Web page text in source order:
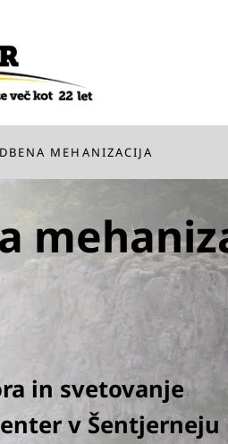
MEHANIZACIJA
in svetovanje
v Šentjerneju